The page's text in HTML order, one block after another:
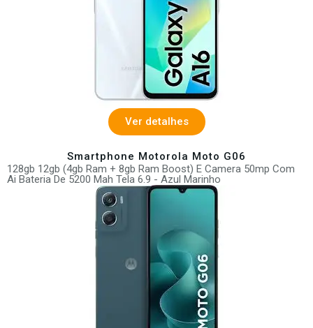
Ver detalhes
Smartphone Motorola Moto G06
128gb 12gb (4gb Ram + 8gb Ram Boost) E Camera 50mp Com
Ai Bateria De 5200 Mah Tela 6.9 - Azul Marinho